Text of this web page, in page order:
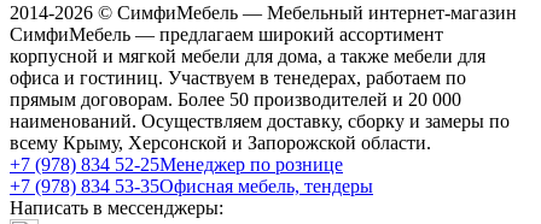
2014-2026 © СимфиМебель — Мебельный интернет-магазин
СимфиМебель — предлагаем широкий ассортимент
корпусной и мягкой мебели для дома, а также мебели для
офиса и гостиниц. Участвуем в тенедерах, работаем по
прямым договорам. Более 50 производителей и 20 000
наименований. Осуществляем доставку, сборку и замеры по
всему Крыму, Херсонской и Запорожской области.
+7 (978) 834 52-25Менеджер по рознице
+7 (978) 834 53-35Офисная мебель, тендеры
Написать в мессенджеры: